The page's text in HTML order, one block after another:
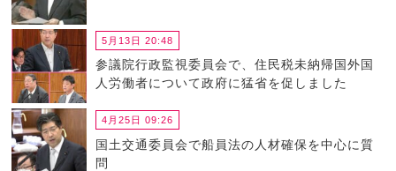
5月13日 20:48
参議院行政監視委員会で、住民税未納帰国外国
人労働者について政府に猛省を促しました
4月25日 09:26
国土交通委員会で船員法の人材確保を中心に質
問